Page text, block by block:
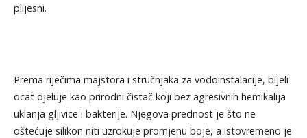
plijesni.
Prema riječima majstora i stručnjaka za vodoinstalacije, bijeli
ocat djeluje kao prirodni čistač koji bez agresivnih hemikalija
uklanja gljivice i bakterije. Njegova prednost je što ne
oštećuje silikon niti uzrokuje promjenu boje, a istovremeno je